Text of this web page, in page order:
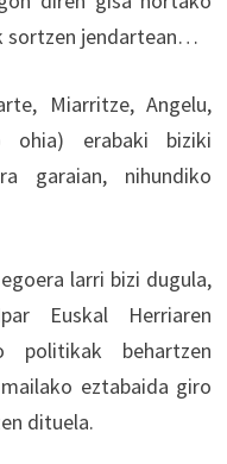
sortzen jendartean…
Miarritze, Angelu,
ohia) erabaki biziki
garaian, nihundiko
larri bizi dugula,
Euskal Herriaren
politikak behartzen
eztabaida giro
dituela.